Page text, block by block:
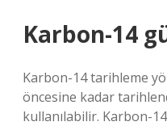
Karbon-14
Karbon-14 tarihleme
öncesine kadar
kullanılabilir. Karbon-